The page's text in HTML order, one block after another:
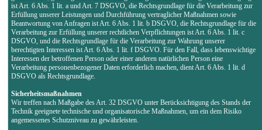
ist Art. 6 Abs. 1 lit. a und Art. 7 DSGVO, die Rechtsgrundlage für die Verarbeitung zur
Erfüllung unserer Leistungen und Durchführung vertraglicher Maßnahmen sowie
Beantwortung von Anfragen ist Art. 6 Abs. 1 lit. b DSGVO, die Rechtsgrundlage für die
Verarbeitung zur Erfüllung unserer rechtlichen Verpflichtungen ist Art. 6 Abs. 1 lit. c
DSGVO, und die Rechtsgrundlage für die Verarbeitung zur Wahrung unserer
berechtigten Interessen ist Art. 6 Abs. 1 lit. f DSGVO. Für den Fall, dass lebenswichtige
Interessen der betroffenen Person oder einer anderen natürlichen Person eine
Verarbeitung personenbezogener Daten erforderlich machen, dient Art. 6 Abs. 1 lit. d
DSGVO als Rechtsgrundlage.
Sicherheitsmaßnahmen
Wir treffen nach Maßgabe des Art. 32 DSGVO unter Berücksichtigung des Stands der
Technik geeignete technische und organisatorische Maßnahmen, um ein dem Risiko
angemessenes Schutzniveau zu gewährleisten.